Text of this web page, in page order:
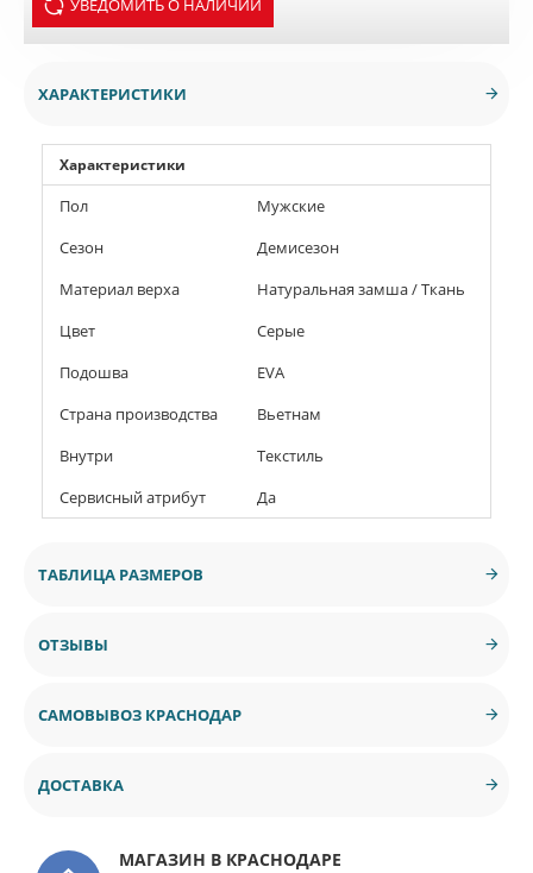
УВЕДОМИТЬ О НАЛИЧИИ
ХАРАКТЕРИСТИКИ
Характеристики
Пол
Мужские
Сезон
Демисезон
Материал верха
Натуральная замша / Ткань
Цвет
Серые
Подошва
EVA
Страна производства
Вьетнам
Внутри
Текстиль
Сервисный атрибут
Да
ТАБЛИЦА РАЗМЕРОВ
ОТЗЫВЫ
САМОВЫВОЗ КРАСНОДАР
ДОСТАВКА
МАГАЗИН В КРАСНОДАРЕ